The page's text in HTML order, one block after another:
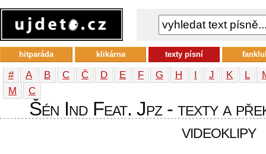
# A B C Č D E F G H I J K L
М
С
Šén Ind Feat. Jpz - texty a
videoklipy
hitparáda klikárna texty písní